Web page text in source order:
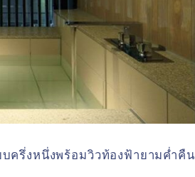
ครึ่งหนึ่งพร้อมวิวท้องฟ้ายามค่ำคืน